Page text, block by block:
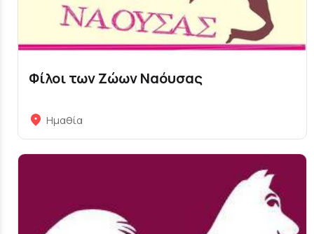
Φίλοι των Ζώων Ναόυσας
Ημαθία